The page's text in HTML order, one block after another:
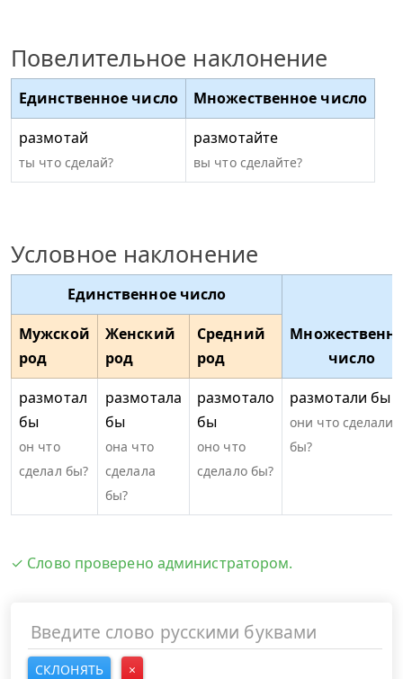
Повелительное наклонение
Единственное число
Множественное число
размотай
ты что сделай?
размотайте
вы что сделайте?
Условное наклонение
Единственное число
число
Мужской
род
Женский
род
Средний
род
размотал
бы
он что
сделал бы?
размотала
бы
она что
сделала
бы?
размотало
бы
оно что
сделало бы?
размотали бы
они что сделали
бы?
✓ Слово проверено администратором.
СКЛОНЯТЬ ×